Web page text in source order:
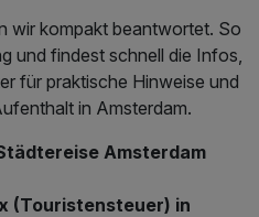
wir kompakt beantwortet. So
und findest schnell die Infos,
für praktische Hinweise und
in Amsterdam.
Amsterdam
(Touristensteuer) in